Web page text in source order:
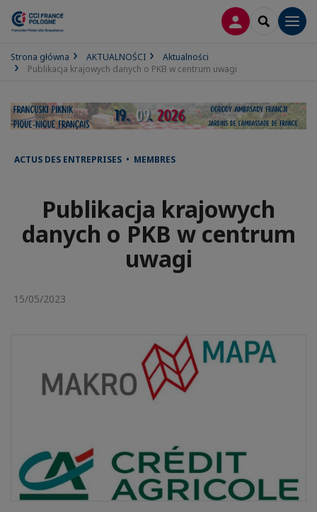
LOGOWANIE
SEARCH
Strona główna AKTUALNOŚCI
Aktualności
Publikacja krajowych danych o PKB w centrum uwagi
ACTUS DES ENTREPRISES • MEMBRES
Publikacja krajowych
danych o PKB w centrum
uwagi
15/05/2023